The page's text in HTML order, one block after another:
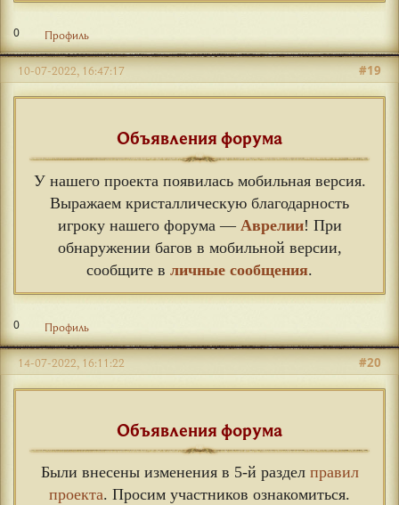
0 Профиль
#19
10-07-2022, 16:47:17
Объявления форума
У нашего проекта появилась мобильная версия.
Выражаем кристаллическую благодарность
игроку нашего форума — Аврелии! При
обнаружении багов в мобильной версии,
сообщите в личные сообщения.
0 Профиль
#20
14-07-2022, 16:11:22
Объявления форума
Были внесены изменения в 5-й раздел правил
проекта. Просим участников ознакомиться.